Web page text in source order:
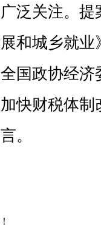
泛关注。
和城乡就
国政协经
快财税体
。